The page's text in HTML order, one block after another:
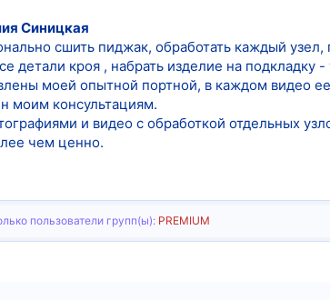
Синицкая
сшить пиджак, обработать каждый
детали кроя , набрать изделие на подкладку -
моей опытной портной, в каждом видео
моим консультациям.
и видео с обработкой отдельных
чем ценно.
пользователи групп(ы): PREMIUM